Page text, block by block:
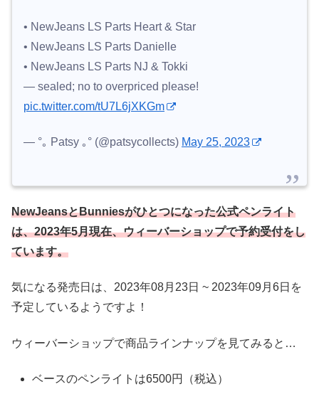
• NewJeans LS Parts Heart & Star
• NewJeans LS Parts Danielle
• NewJeans LS Parts NJ & Tokki
— sealed; no to overpriced please!
pic.twitter.com/tU7L6jXKGm
— °｡ Patsy ｡° (@patsycollects) May 25, 2023
NewJeansとBunniesがひとつになった公式ペンライト
は、2023年5月現在、ウィーバーショップで予約受付をし
ています。
気になる発売日は、2023年08月23日 ~ 2023年09月6日を
予定しているようですよ！
ウィーバーショップで商品ラインナップを見てみると…
ベースのペンライトは6500円（税込）